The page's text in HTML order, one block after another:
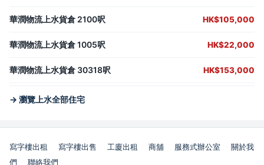
華潤物流上水貨倉 2100呎 HK$105,000
華潤物流上水貨倉 1005呎 HK$22,000
華潤物流上水貨倉 30318呎 HK$153,000
→ 瀏覽上水全部住宅
寫字樓出租 寫字樓出售 工廈出租 商舖 服務式辦公室
關於我
們
聯絡我們